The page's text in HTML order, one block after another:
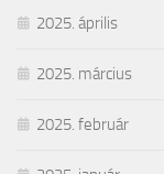
2025. április
2025. március
2025. február